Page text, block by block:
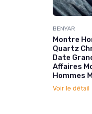
BENYAR
Montre
Quartz
Date
Affaires
Hommes
Voir le détail